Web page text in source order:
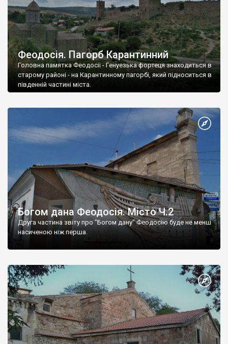
Феодосія. Пагорб Карантинний
Головна памятка Феодосії - Генуезька фортеця знаходиться в
старому районі - на Карантинному пагорбі, який підноситься в
південній частині міста.
Богом дана Феодосія. Місто Ч.2
Друга частина звіту про "Богом дану" Феодосію буде не менш
насиченою ніж перша.